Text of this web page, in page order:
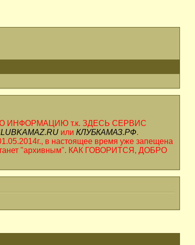
ИНФОРМАЦИЮ т.к. ЗДЕСЬ СЕРВИС
или КЛУБКАМАЗ.РФ.
в настоящее время уже запещена
станет "архивным". КАК ГОВОРИТСЯ, ДОБРО